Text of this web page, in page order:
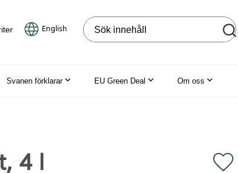
English Sök på webbplatsen
Svanen förklarar EU Green Deal Om oss
4 l